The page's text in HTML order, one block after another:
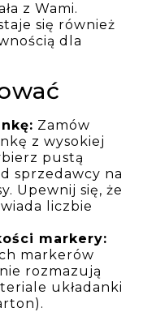
z Wami.
się również
dla
Zamów
z wysokiej
pustą
sprzedawcy na
Upewnij się, że
liczbie
markery:
markerów
rozmazują
układanki